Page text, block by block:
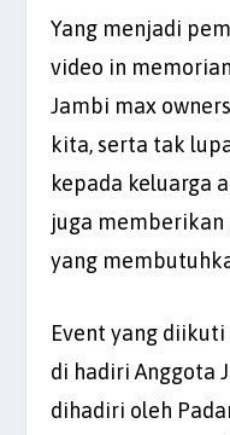
Yang menjadi
video in
Jambi max
kita, serta tak
kepada keluarga
juga memberikan
yang
Event yang
di hadiri Anggota
dihadiri oleh